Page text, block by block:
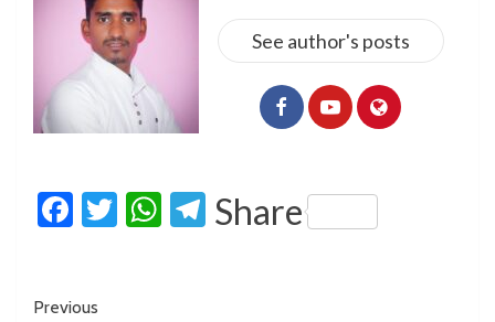
See author's posts
Facebook
Twitter
WhatsApp
Telegram
Share
Previous